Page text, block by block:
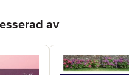
av